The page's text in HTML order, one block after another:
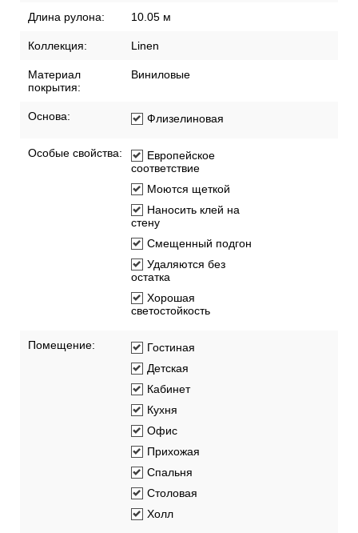
Длина рулона: 10.05 м
Коллекция: Linen
Материал
покрытия:
Виниловые
Основа: Флизелиновая
Особые свойства:
Европейское
соответствие
Моются щеткой
Наносить клей на
стену
Смещенный подгон
Удаляются без
остатка
Хорошая
светостойкость
Помещение:
Гостиная
Детская
Кабинет
Кухня
Офис
Прихожая
Спальня
Столовая
Холл